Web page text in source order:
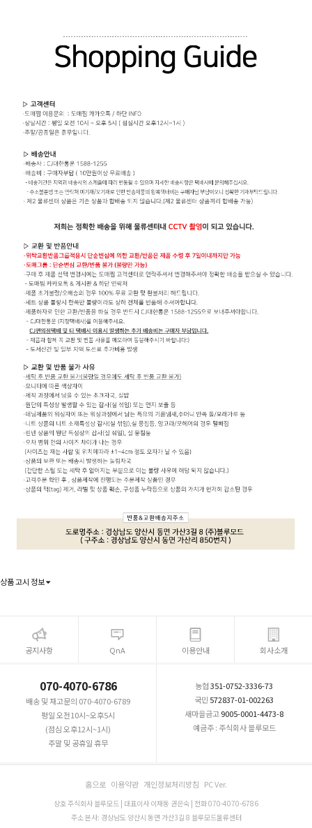
상품 고시 정보
공지사항 QnA 이용안내 회사소개
070-4070-6786
배송 및 재고문의 070-4070-6789
평일 오전10시~오후5시
(점심 오후12시~1시)
주말 및 공휴일 휴무
농협351-0752-3336-73
국민 572837-01-002263
새마을금고9005-0001-4473-8
예금주 : 주식회사 블루모드
홈으로 이용약관 개인정보처리방침 PC Ver.
상호 주식회사 블루모드 | 대표이사 이재동 권은숙 | 전화 070-4070-6786
주소 본사: 경상남도 양산시 동면 가산3길 8 블루모드물류센터